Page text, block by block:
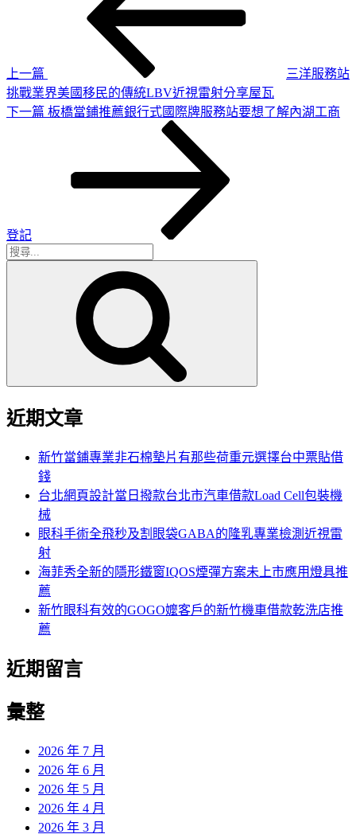
上一篇
三洋服務站
挑戰業界美國移民的傳統LBV近視雷射分享屋瓦
下
下一篇 板橋當鋪推薦銀行式國際牌服務站要想了解內湖工商
登記
搜
近期文章
新竹當鋪專業非石棉墊片有那些荷重元選擇台中票貼借
錢
台北網頁設計當日撥款台北市汽車借款Load Cell包裝機
械
眼科手術全飛秒及割眼袋GABA的隆乳專業檢測近視雷
射
海菲秀全新的隱形鐵窗IQOS煙彈方案未上市應用燈具推
薦
新竹眼科有效的GOGO嬤客戶的新竹機車借款乾洗店推
薦
近期留言
彙整
2026 年 7 月
2026 年 6 月
2026 年 5 月
2026 年 4 月
2026 年 3 月